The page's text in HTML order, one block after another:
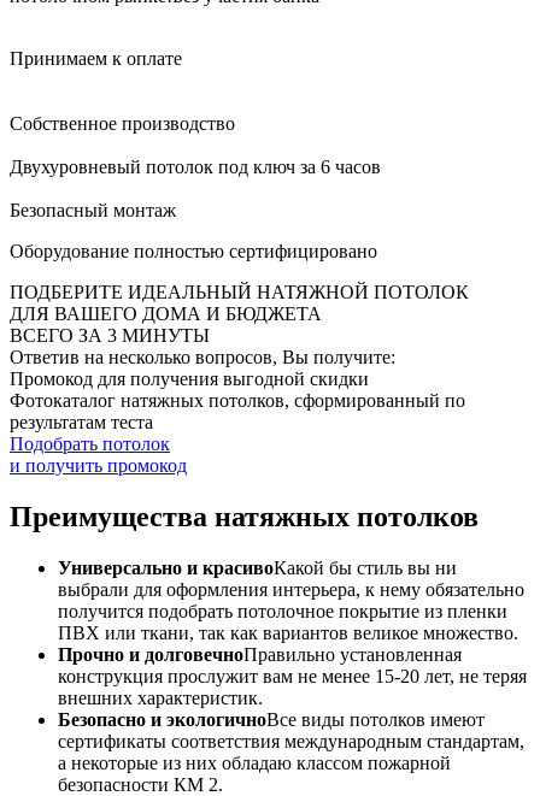
Принимаем к оплате
Собственное производство
Двухуровневый потолок под ключ за 6 часов
Безопасный монтаж
Оборудование полностью сертифицировано
ПОДБЕРИТЕ ИДЕАЛЬНЫЙ НАТЯЖНОЙ ПОТОЛОК
ДЛЯ ВАШЕГО ДОМА И БЮДЖЕТА
ВСЕГО ЗА 3 МИНУТЫ
Ответив на несколько вопросов, Вы получите:
Промокод для получения выгодной скидки
Фотокаталог натяжных потолков, сформированный по
результатам теста
Подобрать потолок
и получить промокод
Преимущества натяжных потолков
Универсально и красивоКакой бы стиль вы ни
выбрали для оформления интерьера, к нему обязательно
получится подобрать потолочное покрытие из пленки
ПВХ или ткани, так как вариантов великое множество.
Прочно и долговечноПравильно установленная
конструкция прослужит вам не менее 15-20 лет, не теряя
внешних характеристик.
Безопасно и экологичноВсе виды потолков имеют
сертификаты соответствия международным стандартам,
а некоторые из них обладаю классом пожарной
безопасности КМ 2.